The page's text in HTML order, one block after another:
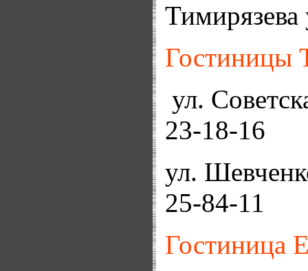
Тимирязева
ул.
23-18-16
ул.
25-84-11
Гостиница